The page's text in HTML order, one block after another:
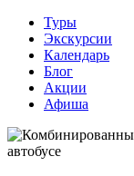
Туры
Экскурсии
Календарь
Блог
Акции
Афиша